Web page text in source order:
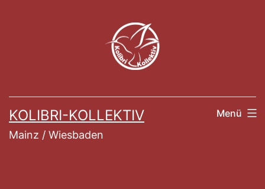
KOLIBRI-KOLLEKTIV
Mainz / Wiesbaden
Menü